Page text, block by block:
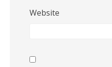
Website